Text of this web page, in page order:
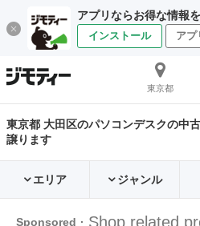
アプリならお得な情報
インストール アプ
東京都
東京都 大田区のパソコンデスクの中
譲ります
エリア ジャンル